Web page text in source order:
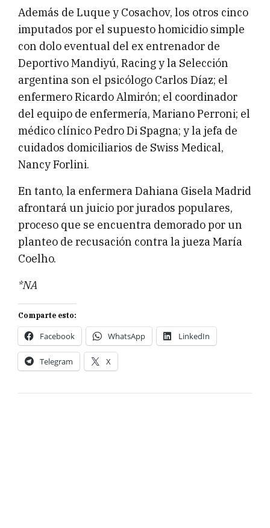
Además de Luque y Cosachov, los otros cinco
imputados por el supuesto homicidio simple
con dolo eventual del ex entrenador de
Deportivo Mandiyú, Racing y la Selección
argentina son el psicólogo Carlos Díaz; el
enfermero Ricardo Almirón; el coordinador
del equipo de enfermería, Mariano Perroni; el
médico clínico Pedro Di Spagna; y la jefa de
cuidados domiciliarios de Swiss Medical,
Nancy Forlini.
En tanto, la enfermera Dahiana Gisela Madrid
afrontará un juicio por jurados populares,
proceso que se encuentra demorado por un
planteo de recusación contra la jueza María
Coelho.
*NA
Comparte esto:
Facebook WhatsApp LinkedIn
Telegram X